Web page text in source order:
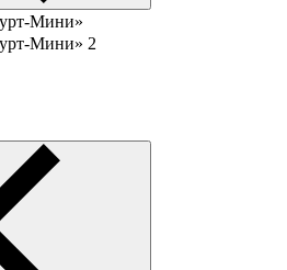
Мини»
Мини» 2